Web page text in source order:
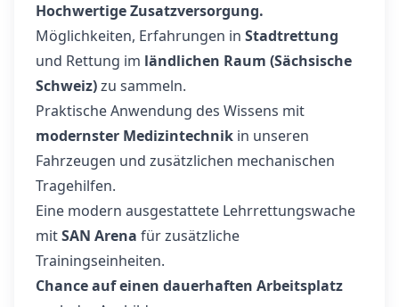
Hochwertige Zusatzversorgung.
Möglichkeiten, Erfahrungen in Stadtrettung
und Rettung im ländlichen Raum (Sächsische
Schweiz)zu sammeln.
Praktische Anwendung des Wissens mit
modernster Medizintechnik in unseren
Fahrzeugen und zusätzlichen mechanischen
Tragehilfen.
Eine modern ausgestattete Lehrrettungswache
mitSAN Arena für zusätzliche
Trainingseinheiten.
Chance auf einen dauerhaften Arbeitsplatz